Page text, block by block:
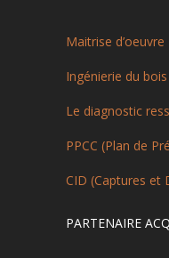
Maitrise d’oeuvre
Ingénierie du bois
Le diagnostic
PPCC (Plan de
CID (Captures et
PARTENAIRE